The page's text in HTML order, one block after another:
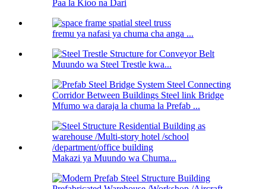
Paa la Kioo na Dari
fremu ya nafasi ya chuma cha anga ...
Muundo wa Steel Trestle kwa...
Mfumo wa daraja la chuma la Prefab ...
Makazi ya Muundo wa Chuma...